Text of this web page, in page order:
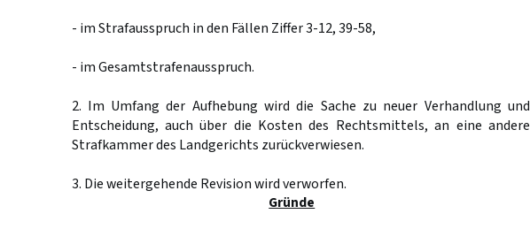
- im Strafausspruch in den Fällen Ziffer 3-12, 39-58,
- im Gesamtstrafenausspruch.
2. Im Umfang der Aufhebung wird die Sache zu neuer Verhandlung und
Entscheidung, auch über die Kosten des Rechtsmittels, an eine andere
Strafkammer des Landgerichts zurückverwiesen.
3. Die weitergehende Revision wird verworfen.
Gründe